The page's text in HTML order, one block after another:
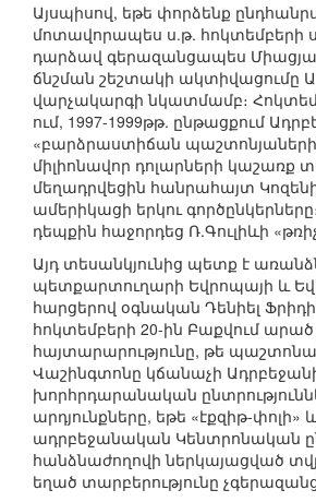
Այսպիսով, եթե փորձենք
մոտավորապես ս.թ. հոկտեմբերի
դարձավ գերազանցապես
ճնշման շեշտակի ակտիվացումը
վարչակարգի նկատմամբ։
ում, 1997-1999թթ. ընթացքում
«բարձրաստիճան
միլիոնավոր դոլարների կաշառք
մեղադրվեցին հանրահայտ
ամերիկացի երկու
դեպքին հաջորդեց Ռ.Գուլիևի
Այդ տեսանկյունից պետք է
պետքարտուղարի Եվրոպայի և
հարցերով օգնական Դենիել
հոկտեմբերի 20-ին Բաքվում արած
հայտարարությունը, թե
Վաշինգտոնը կճանաչի
խորհրդարանական
արդյունքները, եթե «էքզիթ-փոլի» և
ադրբեջանական Կենտրոնական
հանձնաժողովի ներկայացված
եղած տարբերությունը